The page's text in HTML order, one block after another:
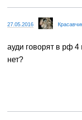
27.05.2016
ауди говорят в рф 4
нет?